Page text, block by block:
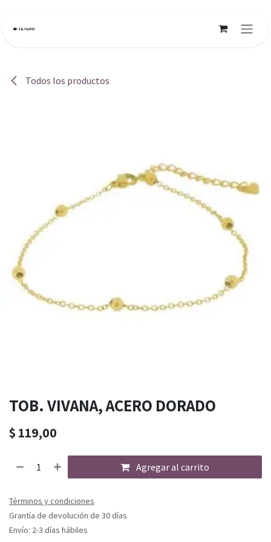
Todos los productos
TOB. VIVANA, ACERO DORADO
$ 119,00
Agregar al carrito
Términos y condiciones
Grantía de devolución de 30 días
Envío: 2-3 días hábiles